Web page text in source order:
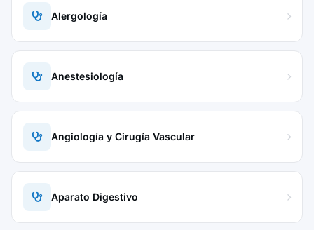
Alergología
Anestesiología
Angiología y Cirugía Vascular
Aparato Digestivo